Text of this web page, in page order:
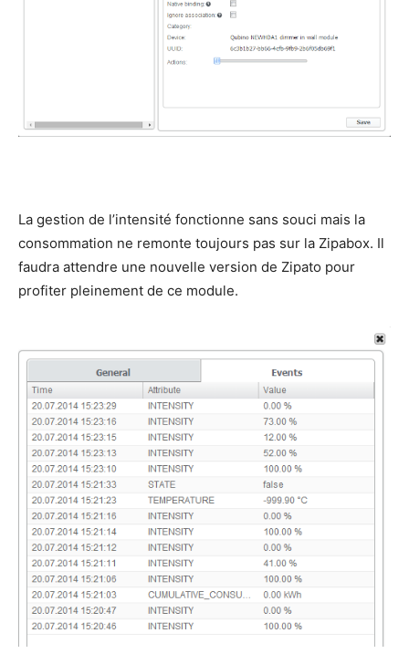
La gestion de l’intensité fonctionne sans souci mais la
consommation ne remonte toujours pas sur la Zipabox. Il
faudra attendre une nouvelle version de Zipato pour
profiter pleinement de ce module.